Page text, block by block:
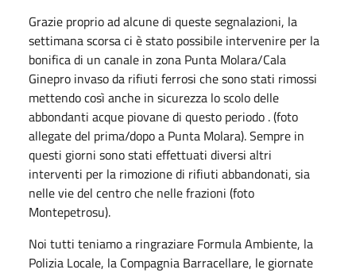
Grazie proprio ad alcune di queste segnalazioni, la
settimana scorsa ci è stato possibile intervenire per la
bonifica di un canale in zona Punta Molara/Cala
Ginepro invaso da rifiuti ferrosi che sono stati rimossi
mettendo così anche in sicurezza lo scolo delle
abbondanti acque piovane di questo periodo . (foto
allegate del prima/dopo a Punta Molara). Sempre in
questi giorni sono stati effettuati diversi altri
interventi per la rimozione di rifiuti abbandonati, sia
nelle vie del centro che nelle frazioni (foto
Montepetrosu).
Noi tutti teniamo a ringraziare Formula Ambiente, la
Polizia Locale, la Compagnia Barracellare, le giornate